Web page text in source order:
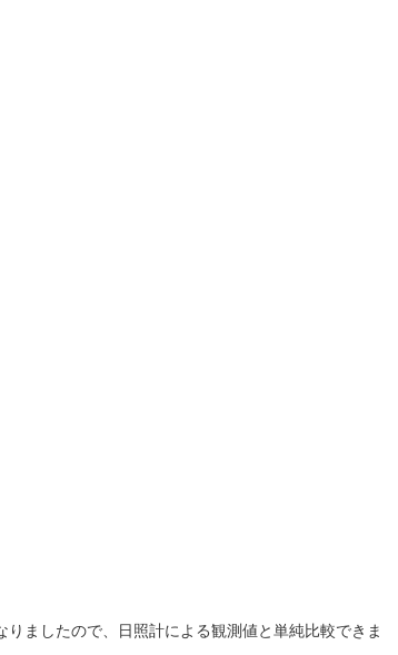
ましたので、日照計による観測値と単純比較できま